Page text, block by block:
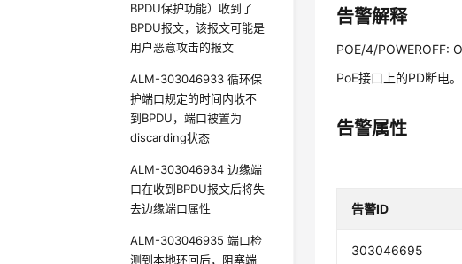
BPDU保护功能）收到了
BPDU报文，该报文可能是
用户恶意攻击的报文
ALM-303046933 循环保
护端口规定的时间内收不
到BPDU，端口被置为
discarding状态
ALM-303046934 边缘端
口在收到BPDU报文后将失
去边缘端口属性
ALM-303046935 端口检
测到本地环回后，阻塞端
告警解释
POE/4/POWEROFF:
PoE接口上的PD断电。
告警属性
告警ID
303046695